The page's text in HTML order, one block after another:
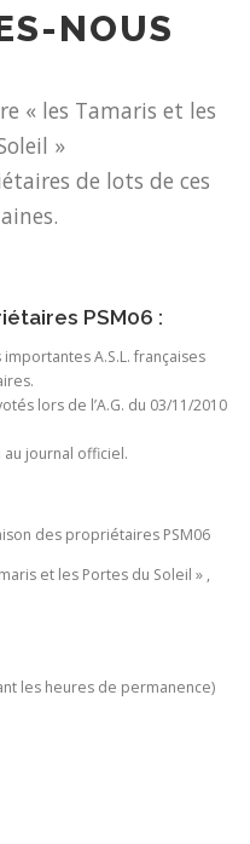
NOUS
« les Tamaris et les
»
de lots de ces
PSM06 :
A.S.L. françaises
lors de l’A.G. du 03/11/2010
au journal officiel.
des propriétaires PSM06
et les Portes du Soleil » ,
les heures de permanence)